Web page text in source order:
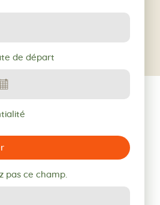
de départ
pas ce champ.